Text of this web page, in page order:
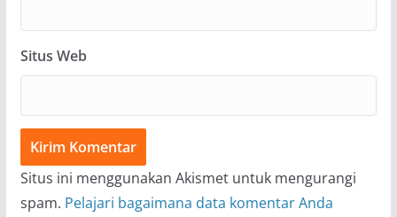
Situs Web
Situs ini menggunakan Akismet untuk mengurangi
spam. Pelajari bagaimana data komentar Anda